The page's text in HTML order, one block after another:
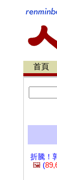
首頁
折騰！
🖼️ (